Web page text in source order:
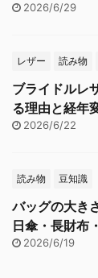
2026/6/29
レザー 読み物
ブライドルレ
る理由と経年
2026/6/22
読み物 豆知識
バッグの大き
日傘・長財布
2026/6/19